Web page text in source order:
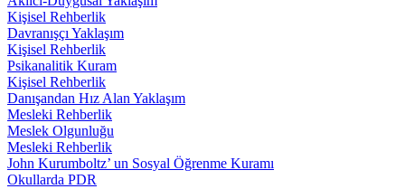
Kişisel Rehberlik
Davranışçı Yaklaşım
Kişisel Rehberlik
Psikanalitik Kuram
Kişisel Rehberlik
Danışandan Hız Alan Yaklaşım
Mesleki Rehberlik
Meslek Olgunluğu
Mesleki Rehberlik
John Kurumboltz’ un Sosyal Öğrenme Kuramı
Okullarda PDR